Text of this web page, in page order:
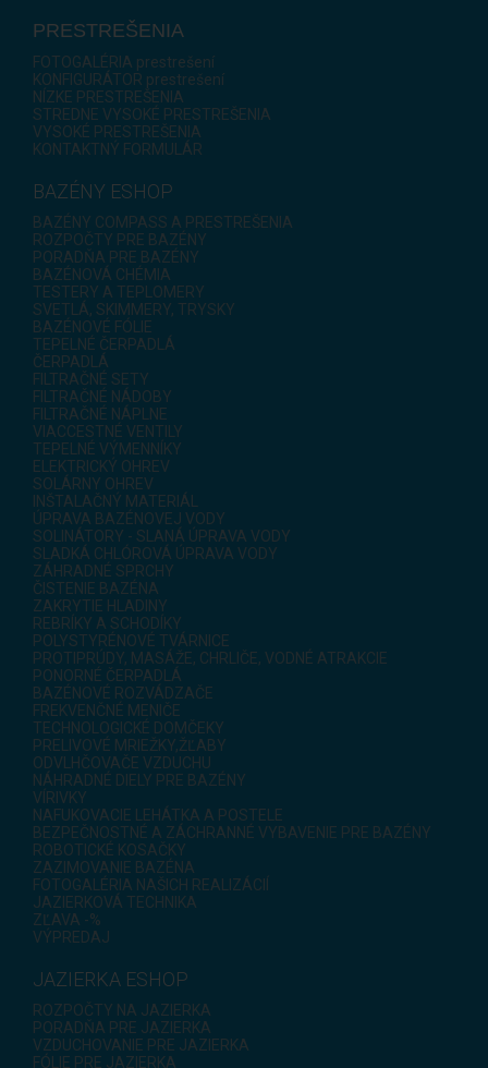
PRESTREŠENIA
FOTOGALÉRIA prestrešení
KONFIGURÁTOR prestrešení
NÍZKE PRESTREŠENIA
STREDNE VYSOKÉ PRESTREŠENIA
VYSOKÉ PRESTREŠENIA
KONTAKTNÝ FORMULÁR
BAZÉNY ESHOP
BAZÉNY COMPASS A PRESTREŠENIA
ROZPOČTY PRE BAZÉNY
PORADŇA PRE BAZÉNY
BAZÉNOVÁ CHÉMIA
TESTERY A TEPLOMERY
SVETLÁ, SKIMMERY, TRYSKY
BAZÉNOVÉ FÓLIE
TEPELNÉ ČERPADLÁ
ČERPADLÁ
FILTRAČNÉ SETY
FILTRAČNÉ NÁDOBY
FILTRAČNÉ NÁPLNE
VIACCESTNÉ VENTILY
TEPELNÉ VÝMENNÍKY
ELEKTRICKÝ OHREV
SOLÁRNY OHREV
INŠTALAČNÝ MATERIÁL
ÚPRAVA BAZÉNOVEJ VODY
SOLINÁTORY - SLANÁ ÚPRAVA VODY
SLADKÁ CHLÓROVÁ ÚPRAVA VODY
ZÁHRADNÉ SPRCHY
ČISTENIE BAZÉNA
ZAKRYTIE HLADINY
REBRÍKY A SCHODÍKY
POLYSTYRÉNOVÉ TVÁRNICE
PROTIPRÚDY, MASÁŽE, CHRLIČE, VODNÉ ATRAKCIE
PONORNÉ ČERPADLÁ
BAZÉNOVÉ ROZVÁDZAČE
FREKVENČNÉ MENIČE
TECHNOLOGICKÉ DOMČEKY
PRELIVOVÉ MRIEŽKY,ŽĽABY
ODVLHČOVAČE VZDUCHU
NÁHRADNÉ DIELY PRE BAZÉNY
VÍRIVKY
NAFUKOVACIE LEHÁTKA A POSTELE
BEZPEČNOSTNÉ A ZÁCHRANNÉ VYBAVENIE PRE BAZÉNY
ROBOTICKÉ KOSAČKY
ZAZIMOVANIE BAZÉNA
FOTOGALÉRIA NAŠICH REALIZÁCIÍ
JAZIERKOVÁ TECHNIKA
ZĽAVA -%
VÝPREDAJ
JAZIERKA ESHOP
ROZPOČTY NA JAZIERKA
PORADŇA PRE JAZIERKA
VZDUCHOVANIE PRE JAZIERKA
FÓLIE PRE JAZIERKA